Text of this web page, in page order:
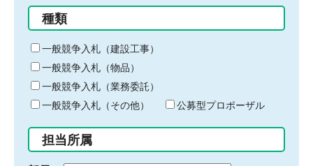
る
キ
ー
ワ
ー
ド
入
力
種類
一般競争入札（建設工事）
一般競争入札（物品）
一般競争入札（業務委託）
一般競争入札（その他）
公募型プロポーザル
担当所属